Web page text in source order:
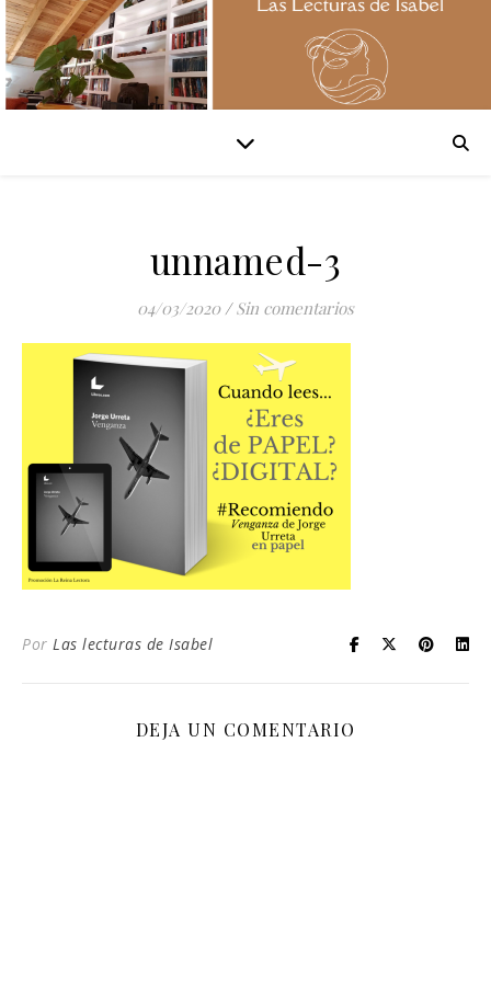
unnamed-3
04/03/2020 / Sin comentarios
Por Las lecturas de Isabel
DEJA UN COMENTARIO